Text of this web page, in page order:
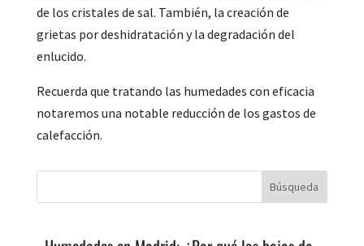
de los cristales de sal. También, la creación de
grietas por deshidratación y la degradación del
enlucido.
Recuerda que tratando las humedades con eficacia
notaremos una notable reducción de los gastos de
calefacción.